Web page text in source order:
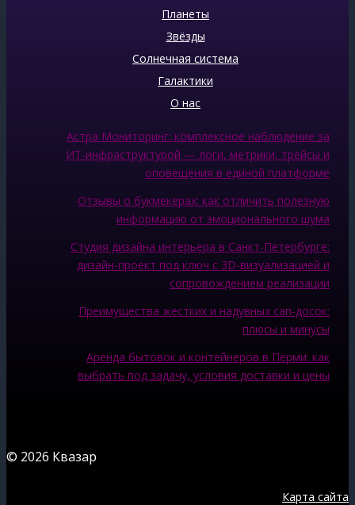
Планеты
Звёзды
Солнечная система
Галактики
О нас
Астра Мониторинг: комплексное наблюдение за
ИТ‑инфраструктурой — логи, метрики, трейсы и
оповещения в единой платформе
Отзывы о букмекерах: как отличить полезную
информацию от эмоционального шума
Студия дизайна интерьера в Санкт-Петербурге:
дизайн-проект под ключ с 3D-визуализацией и
сопровождением реализации
Преимущества жестких и надувных сап-досок:
плюсы и минусы
Аренда бытовок и контейнеров в Перми: как
выбрать под задачу, условия доставки и цены
© 2026 Квазар
Карта сайта